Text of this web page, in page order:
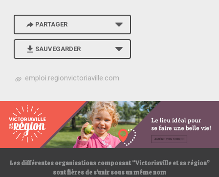
PARTAGER
SAUVEGARDER
h
p
s
:
/
/
emploi.regionvictoriaville.com
Les différentes organisations composant “Victoriaville et sa région”
sont fières de s’unir sous un même nom